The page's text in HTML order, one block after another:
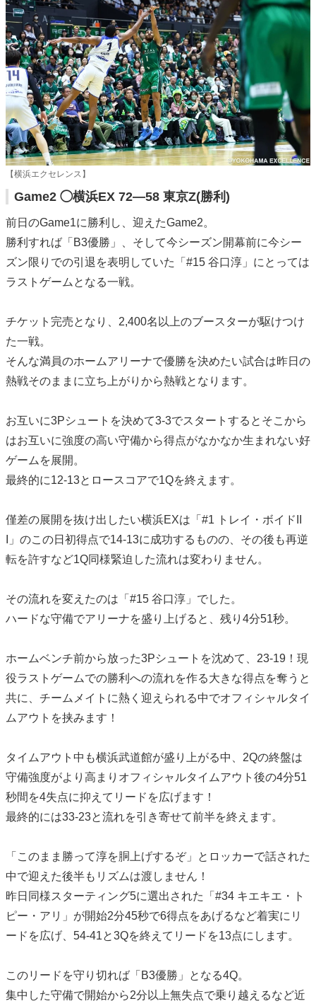
【横浜エクセレンス】
Game2 ◯横浜EX 72―58 東京Z(勝利)
前日のGame1に勝利し、迎えたGame2。
勝利すれば「B3優勝」、そして今シーズン開幕前に今シー
ズン限りでの引退を表明していた「#15 谷口淳」にとっては
ラストゲームとなる一戦。
チケット完売となり、2,400名以上のブースターが駆けつけ
た一戦。
そんな満員のホームアリーナで優勝を決めたい試合は昨日の
熱戦そのままに立ち上がりから熱戦となります。
お互いに3Pシュートを決めて3-3でスタートするとそこから
はお互いに強度の高い守備から得点がなかなか生まれない好
ゲームを展開。
最終的に12-13とロースコアで1Qを終えます。
僅差の展開を抜け出したい横浜EXは「#1 トレイ・ボイドII
I」のこの日初得点で14-13に成功するものの、その後も再逆
転を許すなど1Q同様緊迫した流れは変わりません。
その流れを変えたのは「#15 谷口淳」でした。
ハードな守備でアリーナを盛り上げると、残り4分51秒。
ホームベンチ前から放った3Pシュートを沈めて、23-19！現
役ラストゲームでの勝利への流れを作る大きな得点を奪うと
共に、チームメイトに熱く迎えられる中でオフィシャルタイ
ムアウトを挟みます！
タイムアウト中も横浜武道館が盛り上がる中、2Qの終盤は
守備強度がより高まりオフィシャルタイムアウト後の4分51
秒間を4失点に抑えてリードを広げます！
最終的には33-23と流れを引き寄せて前半を終えます。
「このまま勝って淳を胴上げするぞ」とロッカーで話された
中で迎えた後半もリズムは渡しません！
昨日同様スターティング5に選出された「#34 キエキエ・ト
ピー・アリ」が開始2分45秒で6得点をあげるなど着実にリ
ードを広げ、54-41と3Qを終えてリードを13点にします。
このリードを守り切れば「B3優勝」となる4Q。
集中した守備で開始から2分以上無失点で乗り越えるなど近